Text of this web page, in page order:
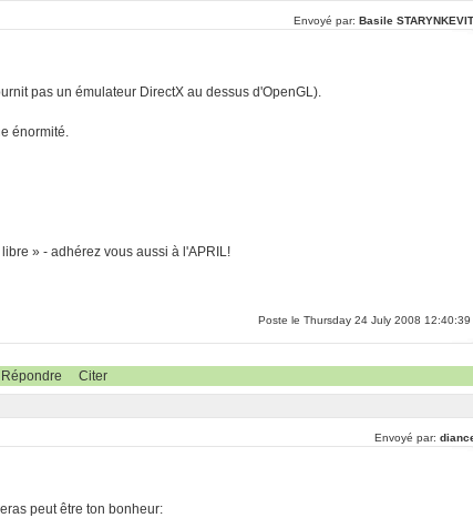
Envoyé par: Basile
pas un émulateur DirectX au dessus d'OpenGL).
énormité.
» - adhérez vous aussi à l'APRIL!
Poste le Thursday 24 July 2008 12:40:39
Répondre Citer
Envoyé par:
peut être ton bonheur: